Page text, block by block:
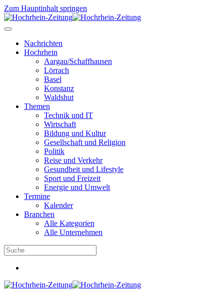
Zum Hauptinhalt springen
Nachrichten
Hochrhein
Aargau/Schaffhausen
Lörrach
Basel
Konstanz
Waldshut
Themen
Technik und IT
Wirtschaft
Bildung und Kultur
Gesellschaft und Religion
Politik
Reise und Verkehr
Gesundheit und Lifestyle
Sport und Freizeit
Energie und Umwelt
Termine
Kalender
Branchen
Alle Kategorien
Alle Unternehmen